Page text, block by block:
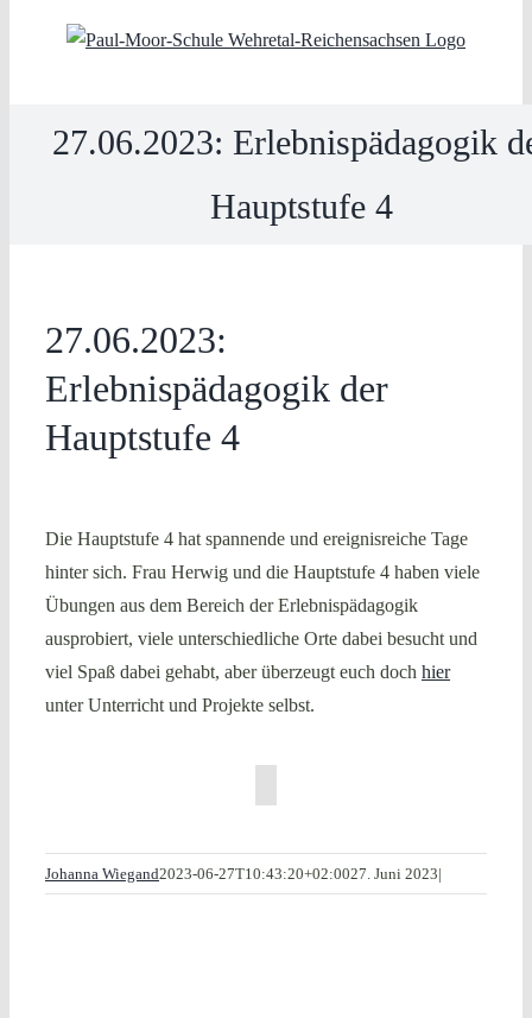
27.06.2023: Erlebnispädagogik
Hauptstufe 4
27.06.2023:
Erlebnispädagogik der
Hauptstufe 4
Die Hauptstufe 4 hat spannende und ereignisreiche Tage
hinter sich. Frau Herwig und die Hauptstufe 4 haben viele
Übungen aus dem Bereich der Erlebnispädagogik
ausprobiert, viele unterschiedliche Orte dabei besucht und
viel Spaß dabei gehabt, aber überzeugt euch doch hier
unter Unterricht und Projekte selbst.
Johanna Wiegand2023-06-27T10:43:20+02:0027. Juni 2023|